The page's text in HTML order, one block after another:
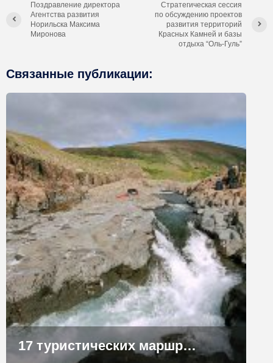
Поздравление директора
Агентства развития
Норильска Максима
Миронова
Стратегическая сессия
по обсуждению проектов
развития территорий
Красных Камней и базы
отдыха “Оль-Гуль”
Связанные публикации:
17 туристических маршрутов разработали на Таймыре